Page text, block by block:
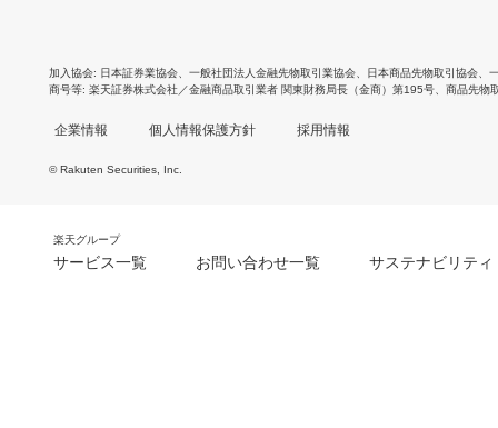
加入協会 日本証券業協会 一般社団法人金融先物取引業協会 日本商品先物取引協会
商号等 楽天証券株式会社／金融商品取引業者 関東財務局長（金商）第195号、商品先物
企業情報 個人情報保護方針 採用情報
© Rakuten Securities, Inc.
楽天グループ
サービス一覧 お問い合わせ一覧 サステナビリティ